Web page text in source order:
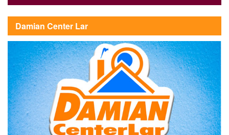
Damian Center Lar